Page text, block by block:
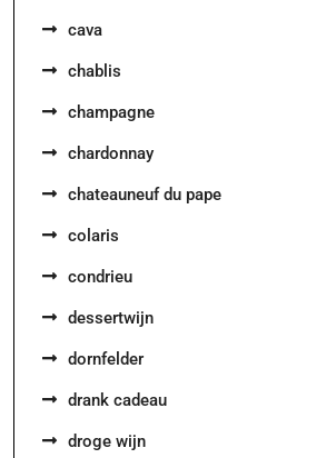
cava
chablis
champagne
chardonnay
chateauneuf du pape
colaris
condrieu
dessertwijn
dornfelder
drank cadeau
droge wijn